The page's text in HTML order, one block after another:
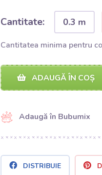
Cantitate: 0.3 m
Cantitatea minima pentru
ADAUGĂ ÎN COȘ
Adaugă în Bubumix
DISTRIBUIE